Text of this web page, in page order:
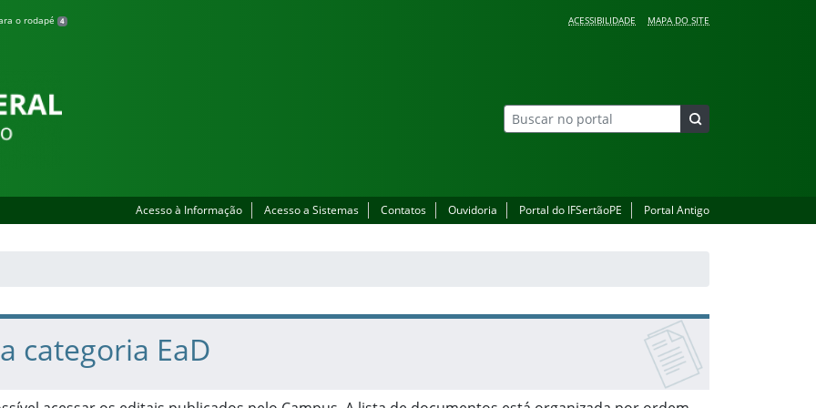
o rodapé 4 ACESSIBILIDADE MAPA DO SITE
Acesso à Informação Acesso a Sistemas Contatos Ouvidoria Portal do IFSertãoPE Portal Antigo
categoria EaD